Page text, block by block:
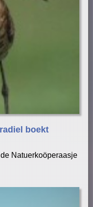
boekt
Natuerkoöperaasje